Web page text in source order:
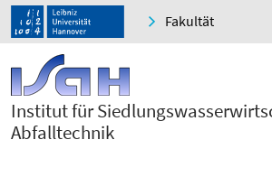
Fakultät
Institut für
Abfalltechnik